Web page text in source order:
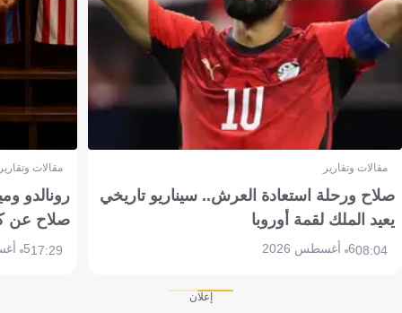
مقالات وتقارير
صلاح ورحلة استعادة العرش.. سيناريو تاريخي
يعيد الملك لقمة أوروبا
08:046 أغسطس 2026
مقالات
رونالدو
صلاح عن
17:295 أغسطس 2026
إعلان